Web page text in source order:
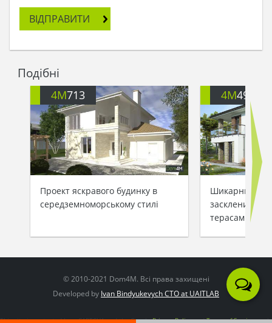
ВІДПРАВИТИ
Подібні
4M713
Проект яскравого будинку в
середземноморському стилі
4M499
Шикарний
заскленими
терасами
© 2010-2021 Dom4M. Всі права захищені
Developed by Ivan Bindyukevych CTO at UAITLAB
This site is protected by reCAPTCHA and the GooglePrivacy PolicyandTerms of Serviceapply